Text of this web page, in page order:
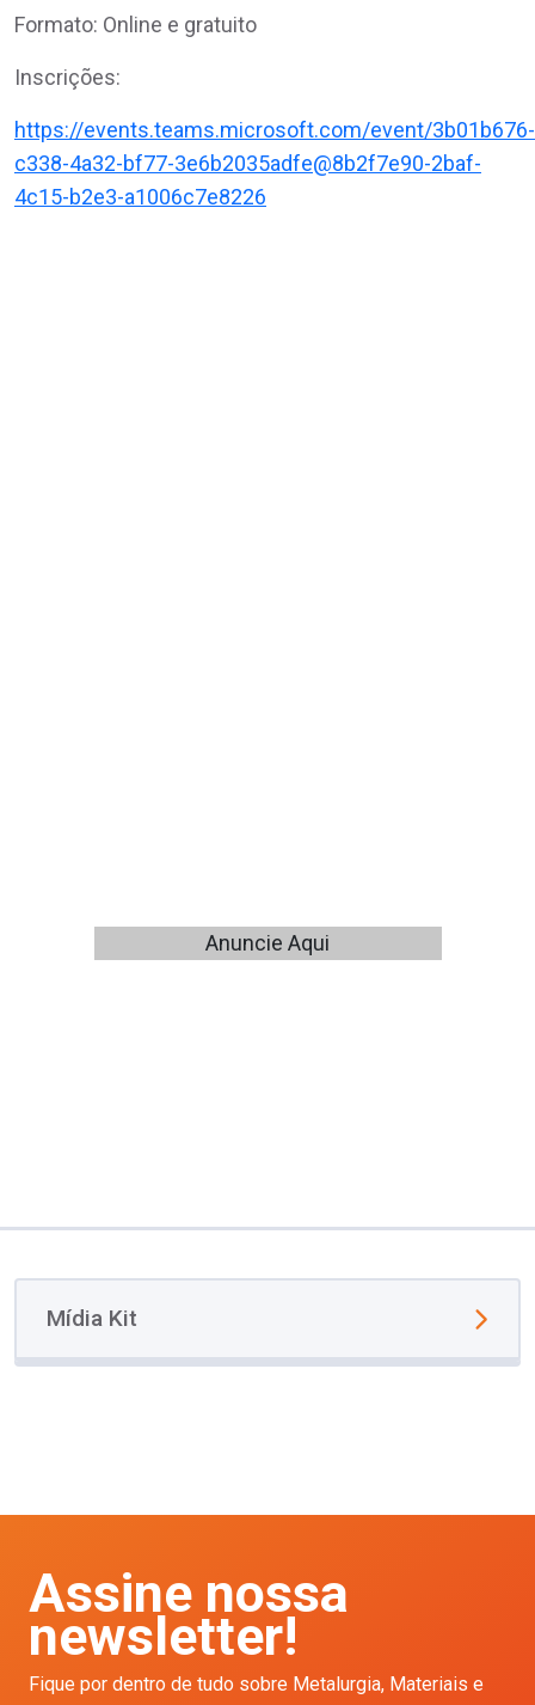
Formato: Online e gratuito
Inscrições:
https://events.teams.microsoft.com/event/3b01b676-
c338-4a32-bf77-3e6b2035adfe@8b2f7e90-2baf-
4c15-b2e3-a1006c7e8226
Anuncie Aqui
Mídia Kit
Assine nossa
newsletter!
Fique por dentro de tudo sobre Metalurgia, Materiais e